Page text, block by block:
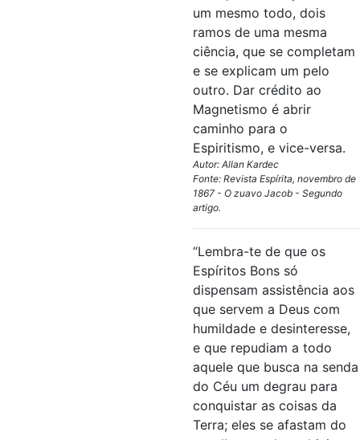
um mesmo todo, dois
ramos de uma mesma
ciência, que se completam
e se explicam um pelo
outro. Dar crédito ao
Magnetismo é abrir
caminho para o
Espiritismo, e vice-versa.
Autor: Allan Kardec
Fonte: Revista Espírita, novembro de
1867 - O zuavo Jacob - Segundo
artigo.
“Lembra-te de que os
Espíritos Bons só
dispensam assistência aos
que servem a Deus com
humildade e desinteresse,
e que repudiam a todo
aquele que busca na senda
do Céu um degrau para
conquistar as coisas da
Terra; eles se afastam do